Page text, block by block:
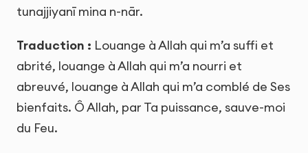
tunajjiyanī mina n-nār.
Traduction : Louange à Allah qui m’a suffi et
abrité, louange à Allah qui m’a nourri et
abreuvé, louange à Allah qui m’a comblé de Ses
bienfaits. Ô Allah, par Ta puissance, sauve-moi
du Feu.